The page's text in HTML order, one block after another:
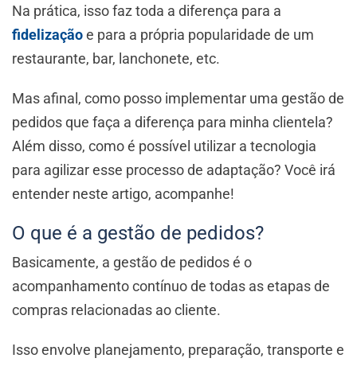
Na prática, isso faz toda a diferença para a
fidelizaçãoe para a própria popularidade de um
restaurante, bar, lanchonete, etc.
Mas afinal, como posso implementar uma gestão de
pedidos que faça a diferença para minha clientela?
Além disso, como é possível utilizar a tecnologia
para agilizar esse processo de adaptação? Você irá
entender neste artigo, acompanhe!
O que é a gestão de pedidos?
Basicamente, a gestão de pedidos é o
acompanhamento contínuo de todas as etapas de
compras relacionadas ao cliente.
Isso envolve planejamento, preparação, transporte e